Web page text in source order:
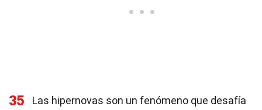
35
Las hipernovas son un fenómeno que desafía